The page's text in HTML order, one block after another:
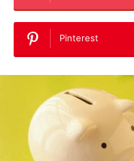
Pinterest